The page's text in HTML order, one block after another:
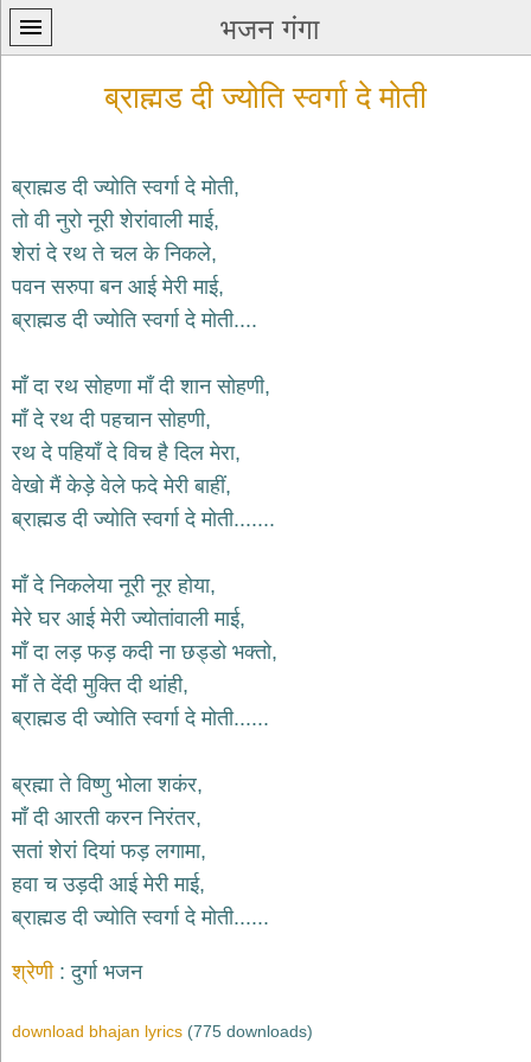
भजन गंगा
प्रथम
पन्ना
कृष्ण
bhajans
शिव
भजन
bhajans
हनुमान
hanuman
bhajans
साईं
भजन
sai
bhajans
जैन
jain
bhajans
दुर्गा
भजन
durga
bhajans
भजन
ganesh
राम
ब्राह्मड दी ज्योति स्वर्गा दे मोती
ब्राह्मड दी ज्योति स्वर्गा दे मोती,
तो वी नुरो नूरी शेरांवाली माई,
शेरां दे रथ ते चल के निकले,
पवन सरुपा बन आई मेरी माई,
ब्राह्मड दी ज्योति स्वर्गा दे मोती....
माँ दा रथ सोहणा माँ दी शान सोहणी,
माँ दे रथ दी पहचान सोहणी,
रथ दे पहियाँ दे विच है दिल मेरा,
वेखो मैं केड़े वेले फदे मेरी बाहीं,
ब्राह्मड दी ज्योति स्वर्गा दे मोती.......
माँ दे निकलेया नूरी नूर होया,
मेरे घर आई मेरी ज्योतांवाली माई,
माँ दा लड़ फड़ कदी ना छड्डो भक्तो,
माँ ते देंदी मुक्ति दी थांही,
ब्राह्मड दी ज्योति स्वर्गा दे मोती......
ब्रह्मा ते विष्णु भोला शकंर,
माँ दी आरती करन निरंतर,
सतां शेरां दियां फड़ लगामा,
हवा च उड़दी आई मेरी माई,
ब्राह्मड दी ज्योति स्वर्गा दे मोती......
श्रेणी दुर्गा भजन
download bhajan lyrics (775 downloads)